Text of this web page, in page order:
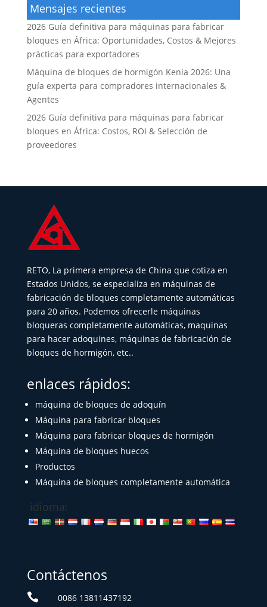
Mensajes recientes
2026 Guía definitiva para máquinas para fabricar
bloques en África: Oportunidades, Costos & Mejores
prácticas para exportadores
Máquina de bloques de hormigón Kenia 2026: Una
guía experta para compradores internacionales &
Agentes
2026 Guía definitiva para máquinas para fabricar
bloques en África: Costos, ROI & Selección de
proveedores
RETO, La primera empresa de China que cotiza en
Estados Unidos, se especializa en máquinas de
fabricación de bloques completamente automáticas
para 20 años. Podemos ofrecerle máquinas
bloqueras completamente automáticas, maquinas
para hacer adoquines, máquinas de fabricación de
bloques de hormigón, etc..
enlaces rápidos:
máquina de bloques de adoquín
Máquina para fabricar bloques
Máquina para fabricar bloques de hormigón
Máquina de bloques huecos
Productos
Máquina de bloques completamente automática
idioma:
Contáctenos
 0086 13811437192